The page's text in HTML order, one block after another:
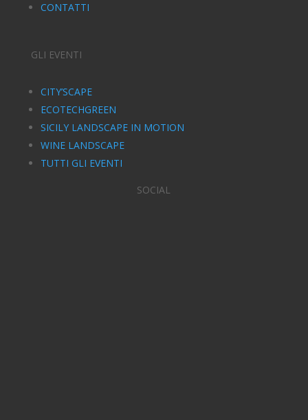
CONTATTI
GLI EVENTI
CITY’SCAPE
ECOTECHGREEN
SICILY LANDSCAPE IN MOTION
WINE LANDSCAPE
TUTTI GLI EVENTI
SOCIAL